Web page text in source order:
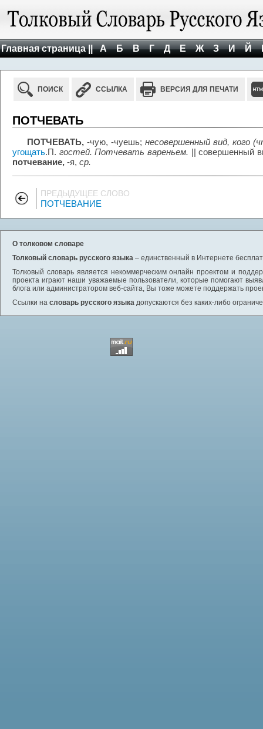
Главная страница || А Б В Г Д Е Ж З И Й
ПОИСК ССЫЛКА ВЕРСИЯ ДЛЯ ПЕЧАТИ
ПОТЧЕВАТЬ
ПОТЧЕВАТЬ, -чую, -чуешь; несовершенный вид, кого
угощать.П. гостей. Потчевать вареньем. || совершенный
потчевание, -я, ср.
ПРЕДЫДУЩЕЕ СЛОВО
ПОТЧЕВАНИЕ
О толковом словаре
Толковый словарь русского языка – единственный в Интернете
Толковый словарь является некоммерческим онлайн проектом и
проекта играют наши уважаемые пользователи, которые помогают
блога или администратором веб-сайта, Вы тоже можете поддержать
Ссылки на словарь русского языка допускаются без каких-либо